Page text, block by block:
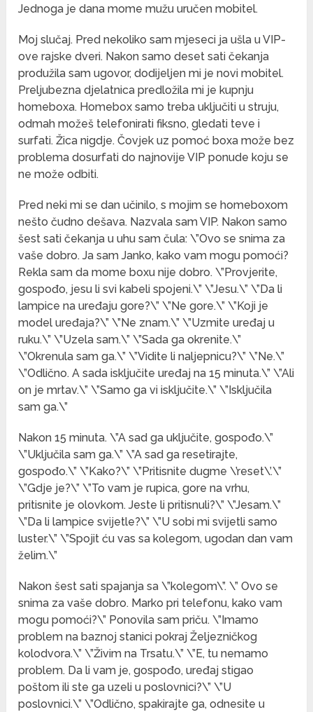
Jednoga je dana mome mužu uručen mobitel.
Moj slučaj. Pred nekoliko sam mjeseci ja ušla u VIP-
ove rajske dveri. Nakon samo deset sati čekanja
produžila sam ugovor, dodijeljen mi je novi mobitel.
Preljubezna djelatnica predložila mi je kupnju
homeboxa. Homebox samo treba uključiti u struju,
odmah možeš telefonirati fiksno, gledati teve i
surfati. Žica nigdje. Čovjek uz pomoć boxa može bez
problema dosurfati do najnovije VIP ponude koju se
ne može odbiti.
Pred neki mi se dan učinilo, s mojim se homeboxom
nešto čudno dešava. Nazvala sam VIP. Nakon samo
šest sati čekanja u uhu sam čula: \”Ovo se snima za
vaše dobro. Ja sam Janko, kako vam mogu pomoći?
Rekla sam da mome boxu nije dobro. \”Provjerite,
gospođo, jesu li svi kabeli spojeni.\” \”Jesu.\” \”Da li
lampice na uređaju gore?\” \”Ne gore.\” \”Koji je
model uređaja?\” \”Ne znam.\” \”Uzmite uređaj u
ruku.\” \”Uzela sam.\” \”Sada ga okrenite.\”
\”Okrenula sam ga.\” \”Vidite li naljepnicu?\” \”Ne.\”
\”Odlično. A sada isključite uređaj na 15 minuta.\” \”Ali
on je mrtav.\” \”Samo ga vi isključite.\” \”Isključila
sam ga.\”
Nakon 15 minuta. \”A sad ga uključite, gospođo.\”
\”Uključila sam ga.\” \”A sad ga resetirajte,
gospođo.\” \”Kako?\” \”Pritisnite dugme \’reset\’.\”
\”Gdje je?\” \”To vam je rupica, gore na vrhu,
pritisnite je olovkom. Jeste li pritisnuli?\” \”Jesam.\”
\”Da li lampice svijetle?\” \”U sobi mi svijetli samo
luster.\” \”Spojit ću vas sa kolegom, ugodan dan vam
želim.\”
Nakon šest sati spajanja sa \”kolegom\”. \” Ovo se
snima za vaše dobro. Marko pri telefonu, kako vam
mogu pomoći?\” Ponovila sam priču. \”Imamo
problem na baznoj stanici pokraj Željezničkog
kolodvora.\” \”Živim na Trsatu.\” \”E, tu nemamo
problem. Da li vam je, gospođo, uređaj stigao
poštom ili ste ga uzeli u poslovnici?\” \”U
poslovnici.\” \”Odlično, spakirajte ga, odnesite u